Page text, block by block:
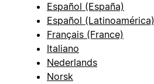
Español (España)
Español (Latinoamérica)
Français (France)
Italiano
Nederlands
Norsk